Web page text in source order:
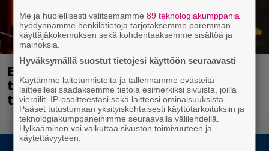
Eppu Normaalin viimeinen keikka
tänään – katso kuvagalleria torstailta
täältä
Me ja huolellisesti valitsemamme89 teknologiakumppania
hyödynnämme henkilötietoja tarjotaksemme paremman
käyttäjäkokemuksen sekä kohdentaaksemme sisältöä ja
mainoksia.
Hyväksymällä suostut tietojesi käyttöön seuraavasti
Käytämme laitetunnisteita ja tallennamme evästeitä
laitteellesi saadaksemme tietoja esimerkiksi sivuista, joilla
vierailit, IP-osoitteestasi sekä laitteesi ominaisuuksista.
Pääset tutustumaan yksityiskohtaisesti käyttötarkoituksiin ja
teknologiakumppaneihimme seuraavalla välilehdellä.
Hylkääminen voi vaikuttaa sivuston toimivuuteen ja
käytettävyyteen.